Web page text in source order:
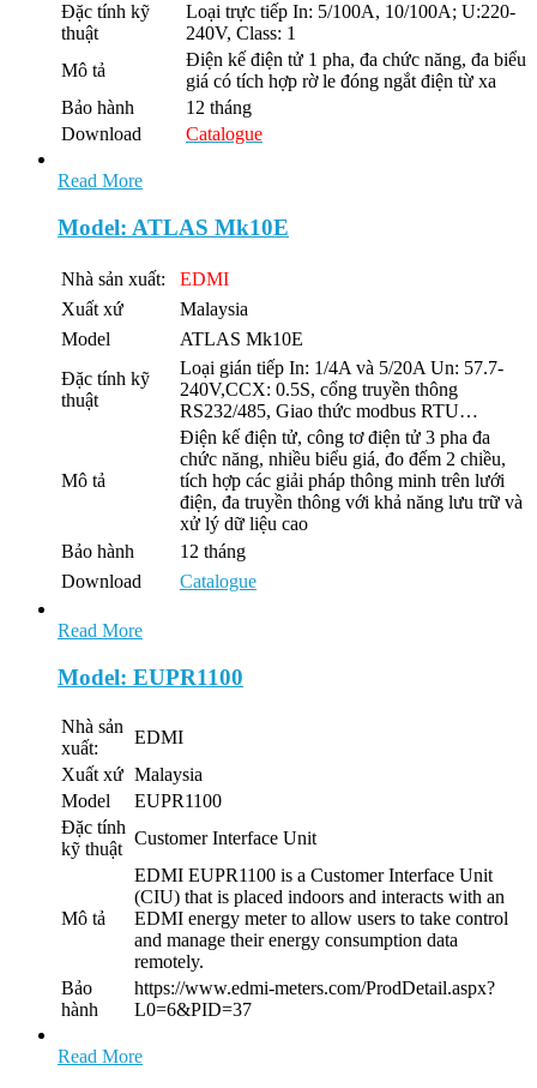
Đặc tính kỹ
thuật
Loại trực tiếp In: 5/100A, 10/100A; U:220-
240V, Class: 1
Mô tả
Điện kế điện tử 1 pha, đa chức năng, đa biểu
giá có tích hợp rờ le đóng ngắt điện từ xa
Bảo hành
12 tháng
Download
Catalogue
Read More
Model: ATLAS Mk10E
Nhà sản xuất:
EDMI
Xuất xứ
Malaysia
Model
ATLAS Mk10E
Đặc tính kỹ
thuật
Loại gián tiếp In: 1/4A và 5/20A Un: 57.7-
240V,CCX: 0.5S, cổng truyền thông
RS232/485, Giao thức modbus RTU…
Mô tả
Điện kế điện tử, công tơ điện tử 3 pha đa
chức năng, nhiều biểu giá, đo đếm 2 chiều,
tích hợp các giải pháp thông minh trên lưới
điện, đa truyền thông với khả năng lưu trữ và
xử lý dữ liệu cao
Bảo hành
12 tháng
Download
Catalogue
Read More
Model: EUPR1100
Nhà sản
xuất:
EDMI
Xuất xứ Malaysia
Model
EUPR1100
Đặc tính
kỹ thuật
Customer Interface Unit
Mô tả
EDMI EUPR1100 is a Customer Interface Unit
(CIU) that is placed indoors and interacts with an
EDMI energy meter to allow users to take control
and manage their energy consumption data
remotely.
Bảo
hành
https://www.edmi-meters.com/ProdDetail.aspx?
L0=6&PID=37
Read More